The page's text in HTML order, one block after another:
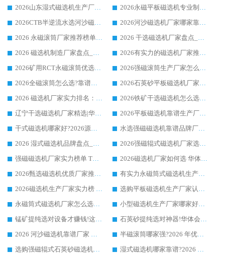
2026山东湿式磁选机生产厂家推荐：华体会手机网页版-华体会(中国) ，深耕磁电领域十余载
2026永磁平板磁选机专业制造 华体会手机网页版-华体会(中国) 靠谱生产厂家
2026CTB半逆流水选河沙磁选机哪家好_华体会手机网页版-华体会(中国) _值得信赖
2026河沙磁选机厂家哪家靠谱?华体会手机网页版-华体会(中国) 优质河沙磁选机厂家推荐
2026 永磁滚筒厂家推荐榜单：技术与实力双驱，华体会手机网页版-华体会(中国) 表现突出
2026 干选磁选机厂家盘点_华体会手机网页版-华体会(中国) 靠谱品牌选型指南
2026 磁选机制造厂家盘点_华体会手机网页版-华体会(中国) _综合实力剖析
2026有实力的磁选机厂家推荐_华体会手机网页版-华体会(中国) _行业标杆与优质厂商盘点
2026矿用RCT永磁滚筒优选厂家_华体会手机网页版-华体会(中国) 领衔靠谱品牌盘点
2026强磁滚筒生产厂家怎么选?行业口碑推荐华体会手机网页版-华体会(中国)
2026全磁滚筒怎么选?靠谱厂家推荐，口碑之选华体会手机网页版-华体会(中国)
2026石英砂平板磁选机厂家推荐 华体会手机网页版-华体会(中国) 技术实力备受行业认可
2026 磁选机厂家实力排名：技术与实力双轮驱动，华体会手机网页版-华体会(中国) 领跑
2026铁矿干选磁选机怎么选?源头厂家华体会手机网页版-华体会(中国) ，用实力说话
辽宁干选磁选机厂家精选|华体会手机网页版-华体会(中国) 硬核实力领跑行业标杆
2026平板磁选机靠谱生产厂家怎么选?行业标杆华体会手机网页版-华体会(中国) ，凭硬实力脱颖而出
干式磁选机哪家好?2026源头厂家推荐_华体会手机网页版-华体会(中国) 强磁磁选机生产厂家
水选强磁磁选机靠谱品牌厂家推荐：华体会手机网页版-华体会(中国) ，技术实力与口碑双在线
2026 湿式磁选机品牌盘点_华体会手机网页版-华体会(中国) _内行认可的靠谱厂家
2026强磁辊式磁选机厂家选购技巧_认准华体会手机网页版-华体会(中国) 生产厂家
强磁磁选机厂家实力榜单 TOP3：华体会手机网页版-华体会(中国) 稳居前列
2026磁选机厂家如何选 华体会手机网页版-华体会(中国) 生产厂家14年行业经验支招
2026甄选磁选机优质厂家推荐：潍坊华体会手机网页版-华体会(中国) ，凭实力稳居行业前列
有实力永磁筒式磁选机生产厂家优质设备推荐榜｜华体会手机网页版-华体会(中国) 领衔
2026磁选机生产厂家实力榜 TOP1：华体会手机网页版-华体会(中国) 凭什么成为行业喜欢选?
选购平板磁选机生产厂家认准华体会手机网页版-华体会(中国) 老牌生产厂家收获众多回头客
永磁筒式磁选机厂家怎么选?14 年老厂华体会手机网页版-华体会(中国) 凭实力出圈，这 5 大优势太圈粉
小型磁选机生产厂家哪家好?2026 年实测推荐，华体会手机网页版-华体会(中国) 十年口碑厂值得闭眼入
锰矿提纯选对设备才赚钱!这家临朐厂家的强磁辊磁选机凭啥成行业标杆?
石英砂提纯选对神器!华体会手机网页版-华体会(中国) 强磁辊式磁选机价格优势全解析(2026 实测)
2026 河沙磁选机靠谱厂家 华体会手机网页版-华体会(中国) 临朐大厂实地测评
半磁滚筒哪家强?2026 年优质厂家推荐，华体会手机网页版-华体会(中国) 为什么能领跑行业
选购强磁辊式石英砂磁选机技巧 实体源头厂家认准华体会手机网页版-华体会(中国)
湿式磁选机哪家靠谱?2026 实测推荐，潍坊华体会手机网页版-华体会(中国) 凭实力稳居榜首